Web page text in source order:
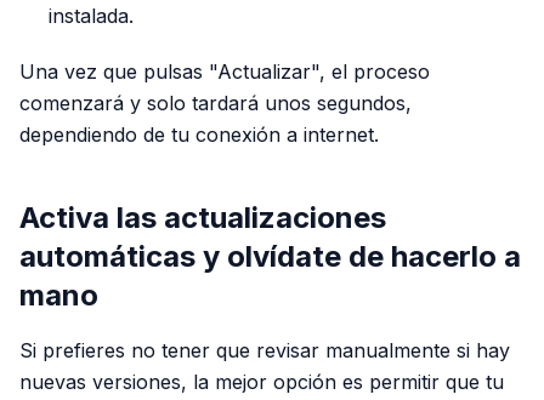
instalada.
Una vez que pulsas "Actualizar", el proceso
comenzará y solo tardará unos segundos,
dependiendo de tu conexión a internet.
Activa las actualizaciones
automáticas y olvídate de hacerlo a
mano
Si prefieres no tener que revisar manualmente si hay
nuevas versiones, la mejor opción es permitir que tu